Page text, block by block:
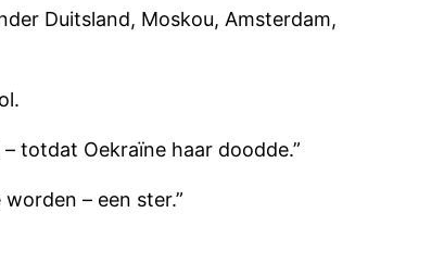
Duitsland, Moskou, Amsterdam,
totdat Oekraïne haar doodde.”
– een ster.”